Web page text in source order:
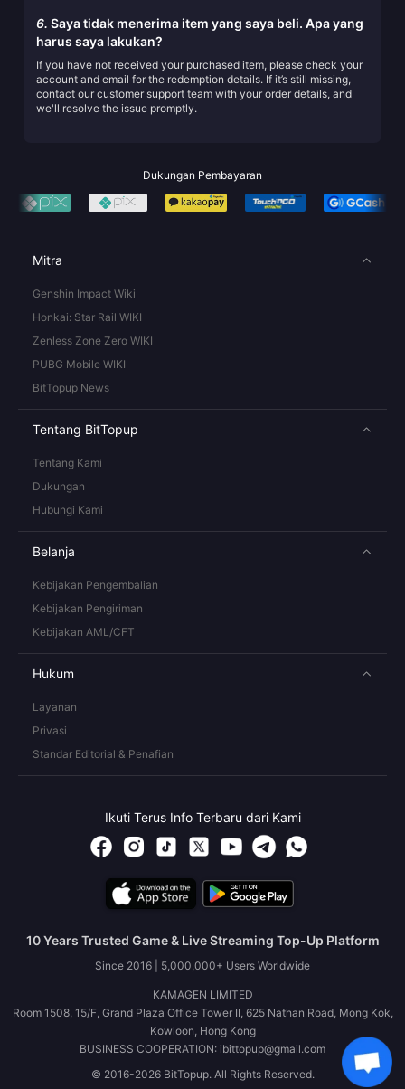
6. Saya tidak menerima item yang saya beli. Apa yang
harus saya lakukan?
If you have not received your purchased item, please check your
account and email for the redemption details. If it’s still missing,
contact our customer support team with your order details, and
we'll resolve the issue promptly.
Dukungan Pembayaran
Mitra
Genshin Impact Wiki
Honkai: Star Rail WIKI
Zenless Zone Zero WIKI
PUBG Mobile WIKI
BitTopup News
Tentang BitTopup
Tentang Kami
Dukungan
Hubungi Kami
Belanja
Kebijakan Pengembalian
Kebijakan Pengiriman
Kebijakan AML/CFT
Hukum
Layanan
Privasi
Standar Editorial & Penafian
Ikuti Terus Info Terbaru dari Kami
10 Years Trusted Game & Live Streaming Top-Up Platform
Since 2016 | 5,000,000+ Users Worldwide
KAMAGEN LIMITED
Room 1508, 15/F, Grand Plaza Office Tower II, 625 Nathan Road, Mong Kok,
Kowloon, Hong Kong
BUSINESS COOPERATION: ibittopup@gmail.com
© 2016-2026 BitTopup. All Rights Reserved.